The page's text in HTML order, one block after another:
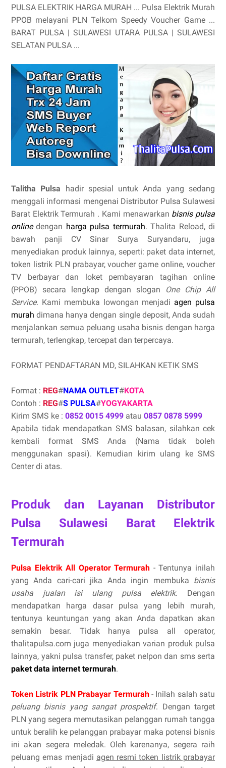
PULSA ELEKTRIK HARGA MURAH ... Pulsa Elektrik Murah
PPOB melayani PLN Telkom Speedy Voucher Game ...
BARAT PULSA | SULAWESI UTARA PULSA | SULAWESI
SELATAN PULSA ...
Talitha Pulsa hadir spesial untuk Anda yang sedang
menggali informasi mengenai Distributor Pulsa Sulawesi
Barat Elektrik Termurah . Kami menawarkan bisnis pulsa
onlinedengan harga pulsa termurah. Thalita Reload, di
bawah panji CV Sinar Surya Suryandaru, juga
menyediakan produk lainnya, seperti: paket data internet,
token listrik PLN prabayar, voucher game online, voucher
TV berbayar dan loket pembayaran tagihan online
(PPOB) secara lengkap dengan slogan
One Chip All
Service. Kami membuka lowongan menjadi agen pulsa
murah dimana hanya dengan single deposit, Anda sudah
menjalankan semua peluang usaha bisnis dengan harga
termurah, terlengkap, tercepat dan terpercaya.
FORMAT PENDAFTARAN MD, SILAHKAN KETIK SMS
Format : REG#NAMA OUTLET#KOTA
Contoh : REG#S PULSA#YOGYAKARTA
Kirim SMS ke : 0852 0015 4999 atau 0857 0878 5999
Apabila tidak mendapatkan SMS balasan, silahkan cek
kembali format SMS Anda (Nama tidak boleh
menggunakan spasi). Kemudian kirim ulang ke SMS
Center di atas.
Produk dan Layanan Distributor
Pulsa Sulawesi Barat Elektrik
Termurah
Pulsa Elektrik All Operator Termurah - Tentunya inilah
yang Anda cari-cari jika Anda ingin membuka bisnis
usaha jualan isi ulang pulsa elektrik. Dengan
mendapatkan harga dasar pulsa yang lebih murah,
tentunya keuntungan yang akan Anda dapatkan akan
semakin besar. Tidak hanya pulsa all operator,
thalitapulsa.com juga menyediakan varian produk pulsa
lainnya, yakni pulsa transfer, paket nelpon dan sms serta
paket data internet termurah.
Token Listrik PLN Prabayar Termurah- Inilah salah satu
peluang bisnis yang sangat prospektif. Dengan target
PLN yang segera memutasikan pelanggan rumah tangga
untuk beralih ke pelanggan prabayar maka potensi bisnis
ini akan segera meledak. Oleh karenanya, segera raih
peluang emas menjadi agen resmi token listrik prabayar